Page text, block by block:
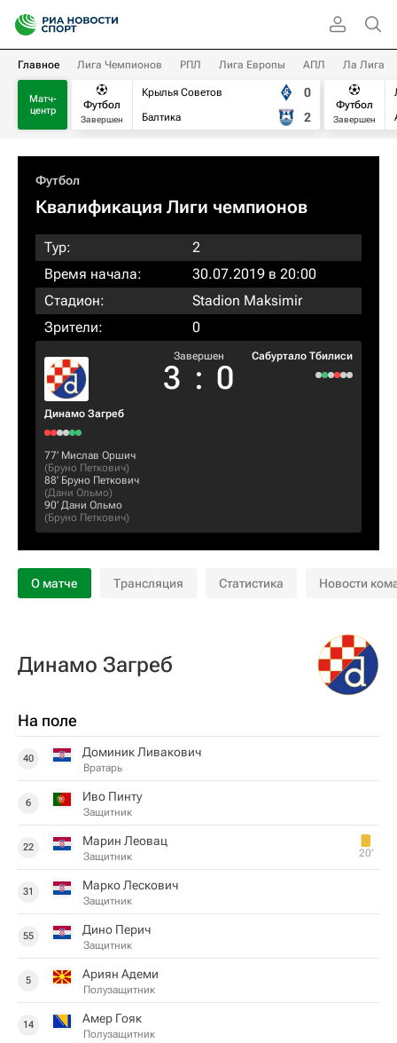
Главное Лига Чемпионов РПЛ Лига Европы АПЛ Ла Лига
Матч-
центр
Футбол
Завершен
Крылья Советов
Балтика
0
2
Футбол
Завершен
Футбол
Квалификация Лиги чемпионов
Тур:
2
Время начала:
30.07.2019 в 20:00
Стадион:
Stadion Maksimir
Зрители:
0
Динамо Загреб
Завершен
3 : 0
Сабуртало Тбилиси
77‎’‎ Мислав Оршич
(Бруно Петкович)
88‎’‎ Бруно Петкович
(Дани Ольмо)
90‎’‎ Дани Ольмо
(Бруно Петкович)
О матче Трансляция Статистика Новости
Динамо Загреб
На поле
40 Доминик Ливакович
Вратарь
6 Иво Пинту
Защитник
22 Марин Леовац
Защитник 20‎’‎
31 Марко Лескович
Защитник
55 Дино Перич
Защитник
5 Ариян Адеми
Полузащитник
14 Амер Гояк
Полузащитник